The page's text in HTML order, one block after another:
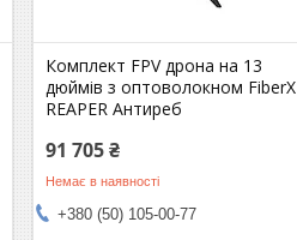
Комплект FPV дрона на 13
дюймів з оптоволокном FiberX
REAPER Антиреб
91 705 ₴
Немає в наявності
+380 (50) 105-00-77